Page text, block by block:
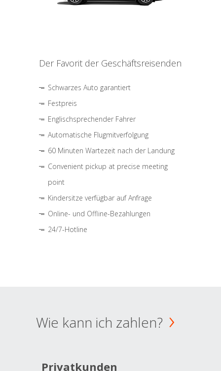
Der Favorit der Geschäftsreisenden
Schwarzes Auto garantiert
Festpreis
Englischsprechender Fahrer
Automatische Flugmitverfolgung
60 Minuten Wartezeit nach der Landung
Convenient pickup at precise meeting
point
Kindersitze verfügbar auf Anfrage
Online- und Offline-Bezahlungen
24/7-Hotline
Wie kann ich zahlen?
Privatkunden